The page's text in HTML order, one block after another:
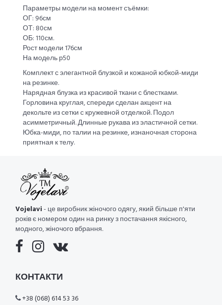
Параметры модели на момент съёмки:
ОГ: 96см
ОТ: 80см
ОБ: 110см.
Рост модели 176см
На модель р50
Комплект с элегантной блузкой и кожаной юбкой-миди
на резинке.
Нарядная блузка из красивой ткани с блестками.
Горловина круглая, спереди сделан акцент на
декольте из сетки с кружевной отделкой. Подол
асимметричный. Длинные рукава из эластичной сетки.
Юбка-миди, по талии на резинке, изнаночная сторона
приятная к телу.
Vojelavi- це виробник жіночого одягу, який більше п'яти
років є номером один на ринку з постачання якісного,
модного, жіночого вбрання.
КОНТАКТИ
+38 (068) 614 53 36